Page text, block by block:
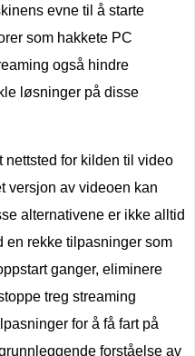
evne til å starte
som hakkete PC
også hindre
løsninger på disse
nettsted for kilden til video
versjon av videoen kan
alternativene er ikke alltid
en rekke tilpasninger som
ganger, eliminere
treg streaming
for å få fart på
forståelse av